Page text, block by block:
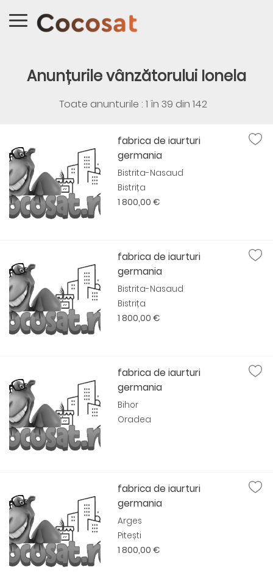
Anunțurile vânzătorului Ionela
Toate anunturile : 1 în39 din142
fabrica de iaurturi
germania
Bistrita-Nasaud
Bistrița
1 800,00 €
fabrica de iaurturi
germania
Bistrita-Nasaud
Bistrița
1 800,00 €
fabrica de iaurturi
germania
Bihor
Oradea
fabrica de iaurturi
germania
Arges
Pitești
1 800,00 €